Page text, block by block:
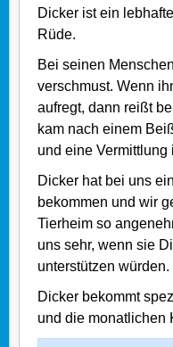
Dicker ist ein
Rüde.
Bei seinen
verschmust. Wenn
aufregt, dann reißt
kam nach einem
und eine Vermittlung
Dicker hat bei uns
bekommen und wir
Tierheim so
uns sehr, wenn sie
unterstützen würden.
Dicker bekommt
und die monatlichen